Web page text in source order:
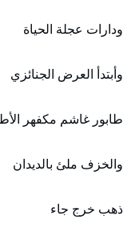
ودارات عجلة الحياة
وأبتدأ العرض الجنائزي
طابور غاشم مكفھر
والخزف ملئ بالديدان
ذھب خرج جاء